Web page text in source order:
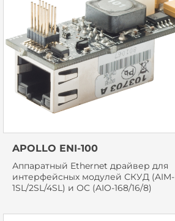
APOLLO ENI-100
Аппаратный Ethernet драйвер для
интерфейсных модулей СКУД (AIM-
1SL/2SL/4SL) и ОС (AIO-168/16/8)